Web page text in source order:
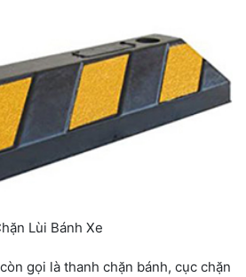
Lùi Bánh Xe
gọi là thanh chặn bánh, cục chặn